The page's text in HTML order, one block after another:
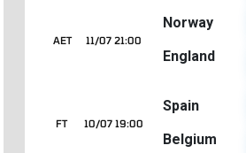
11/07 21:00
AET
Norway
England
10/07 19:00
FT
Spain
Belgium